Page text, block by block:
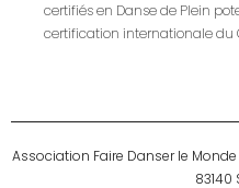
certifiés en Danse de Plein
certification internationale du
Association Faire Danser le
83140